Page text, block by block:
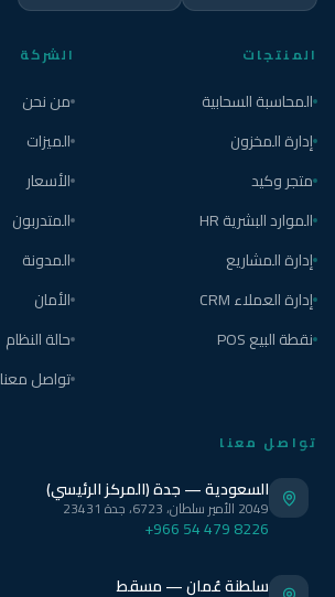
المنتجات
المحاسبة السحابية
إدارة المخزون
متجر وكيد
الموارد البشرية HR
إدارة المشاريع
إدارة العملاء CRM
نقطة البيع POS
الشركة
من نحن
الميزات
الأسعار
المتدربون
المدونة
الأمان
حالة النظام
تواصل معنا
تواصل معنا
السعودية — جدة (المركز الرئيسي)
2049 الأمير سلطان، 6723، جدة 23431
+966 54 479 8226
سلطنة عُمان — مسقط